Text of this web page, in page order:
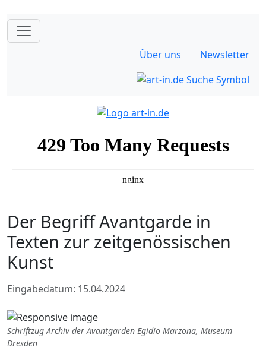
Über uns Newsletter
Der Begriff Avantgarde in
Texten zur zeitgenössischen
Kunst
Eingabedatum: 15.04.2024
Schriftzug Archiv der Avantgarden Egidio Marzona, Museum
Dresden